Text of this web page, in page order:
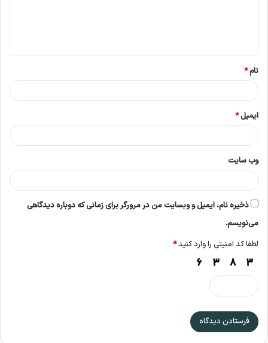
*
نام*
ایمیل*
وب‌ سایت
ذخیره نام، ایمیل و وبسایت من در مرورگر برای زمانی که دوباره دیدگاهی
می‌نویسم.
لطفا کد امنیتی را وارد کنید*